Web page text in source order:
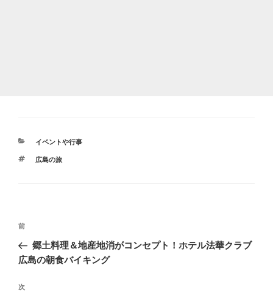
カ
ゴ
イベントや行事
タ
広島の旅
投
ナ
ゲ
前
の
投
前
郷土料理＆地産地消がコンセプト！ホテル法華クラブ
広島の朝食バイキング
次
次